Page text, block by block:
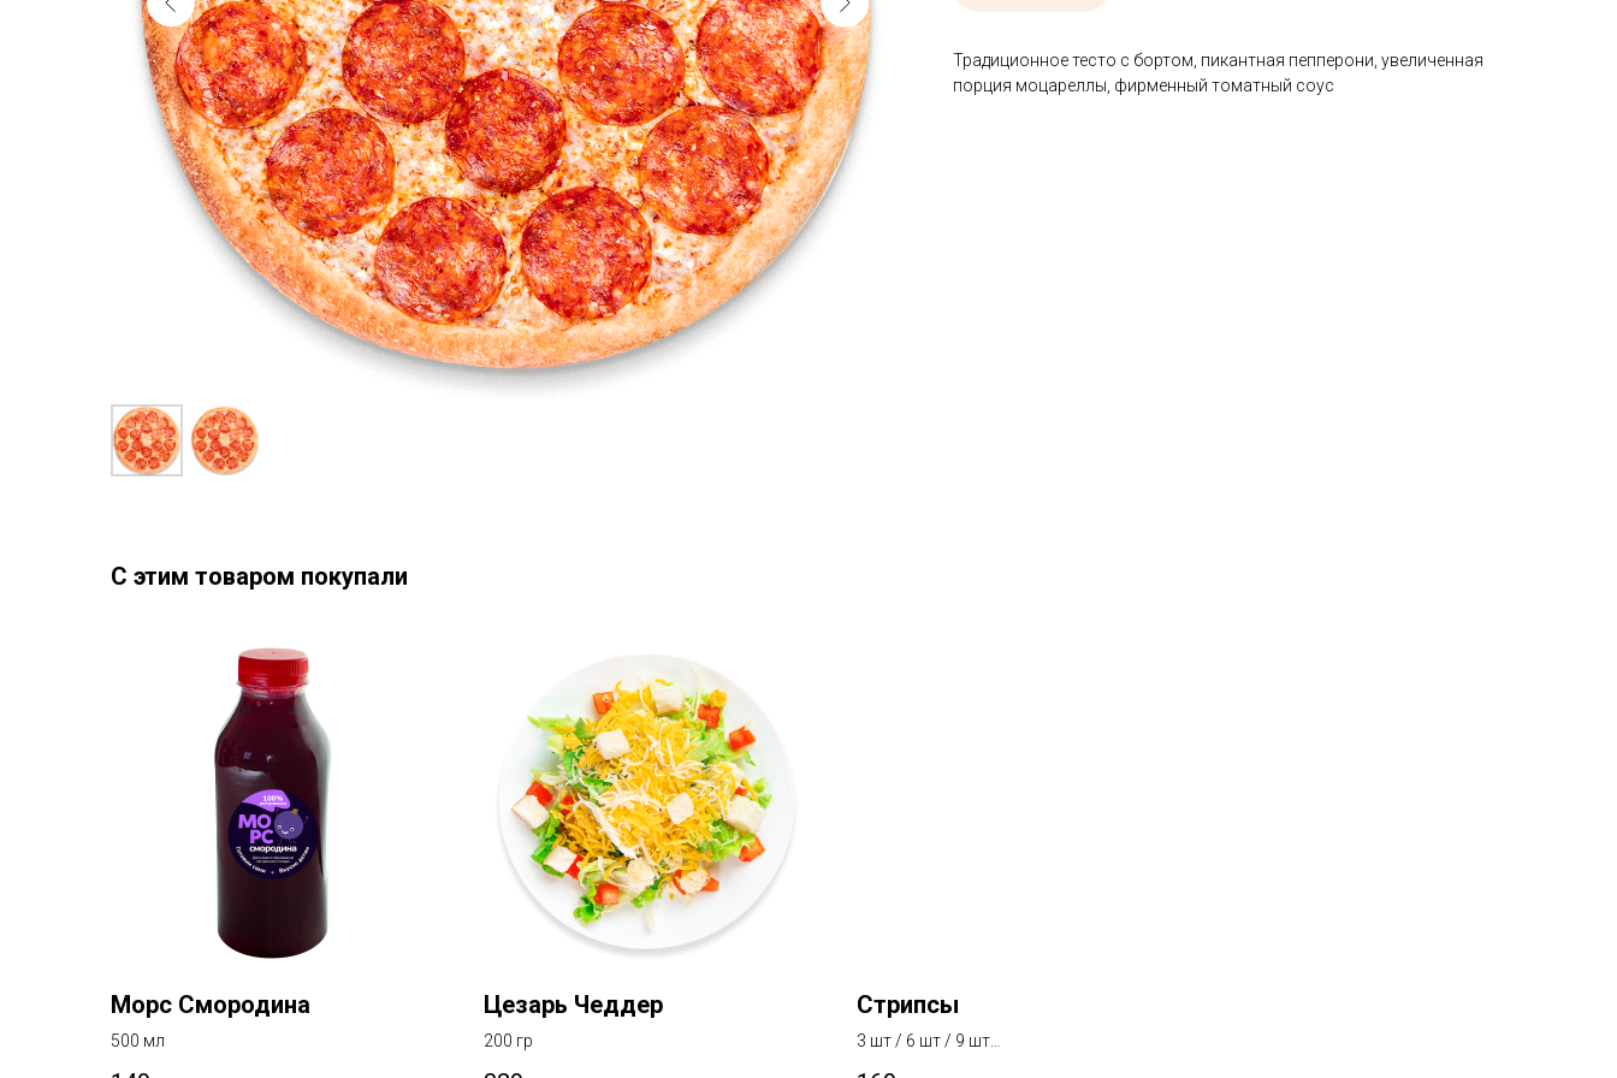
Традиционное тесто с бортом, пикантная пепперони, увеличенная
порция моцареллы, фирменный томатный соус
С этим товаром покупали
Морс Смородина
500 мл
Цезарь Чеддер
200 гр
Стрипсы
3 шт / 6 шт / 9 шт